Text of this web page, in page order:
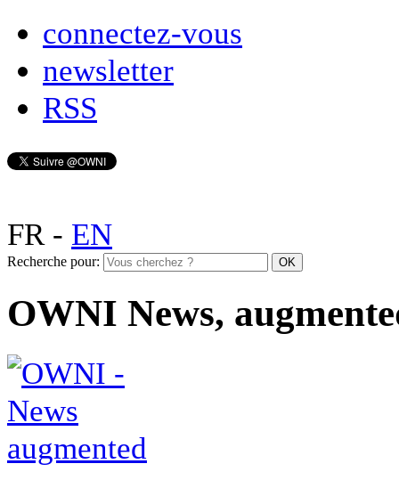
connectez-vous
newsletter
RSS
FR- EN
Recherche pour:
OWNI News,